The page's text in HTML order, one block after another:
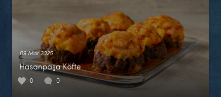
09 Mar 2025
Hasanpaşa Köfte
0 0